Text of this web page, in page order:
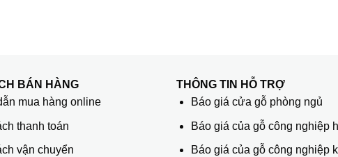
BÁN HÀNG
mua hàng online
thanh toán
vận chuyển
THÔNG TIN HỖ TRỢ
Báo giá cửa gỗ phòng ngủ
Báo giá của gỗ công nghiệp
Báo giá của gỗ công nghiệp